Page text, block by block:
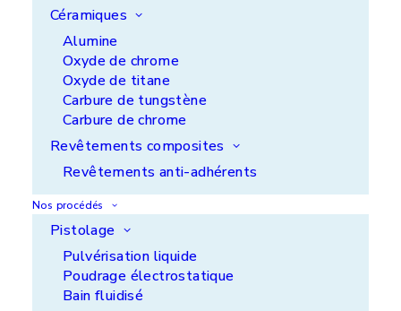
Céramiques
Alumine
Oxyde de chrome
Oxyde de titane
Carbure de tungstène
Carbure de chrome
Revêtements composites
Revêtements anti-adhérents
Nos procédés
Pistolage
Pulvérisation liquide
Poudrage électrostatique
Bain fluidisé